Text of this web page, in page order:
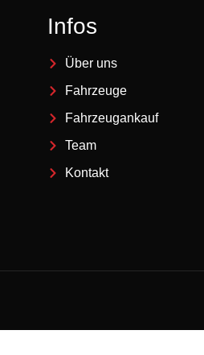
Infos
Über uns
Fahrzeuge
Fahrzeugankauf
Team
Kontakt